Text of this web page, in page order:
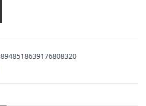
8948518639176808320